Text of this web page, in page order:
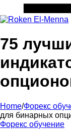
75
Home/Форекс
для бинарных
Форекс обучение